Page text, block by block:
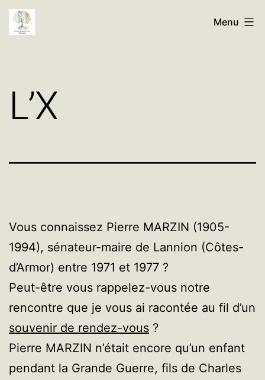
Aller
Histoires
Généalogie
Menu
L’X
Vous connaissez Pierre MARZIN (1905-
1994), sénateur-maire de Lannion (Côtes-
d’Armor) entre 1971 et 1977 ?
Peut-être vous rappelez-vous notre
rencontre que je vous ai racontée au fil d’un
souvenir de rendez-vous ?
Pierre MARZIN n’était encore qu’un enfant
pendant la Grande Guerre, fils de Charles